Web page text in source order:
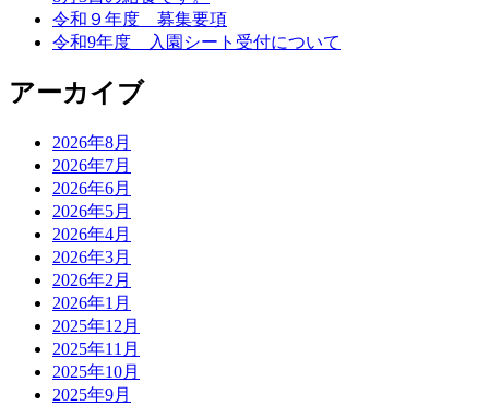
令和９年度 募集要項
令和9年度 入園シート受付について
アーカイブ
2026年8月
2026年7月
2026年6月
2026年5月
2026年4月
2026年3月
2026年2月
2026年1月
2025年12月
2025年11月
2025年10月
2025年9月